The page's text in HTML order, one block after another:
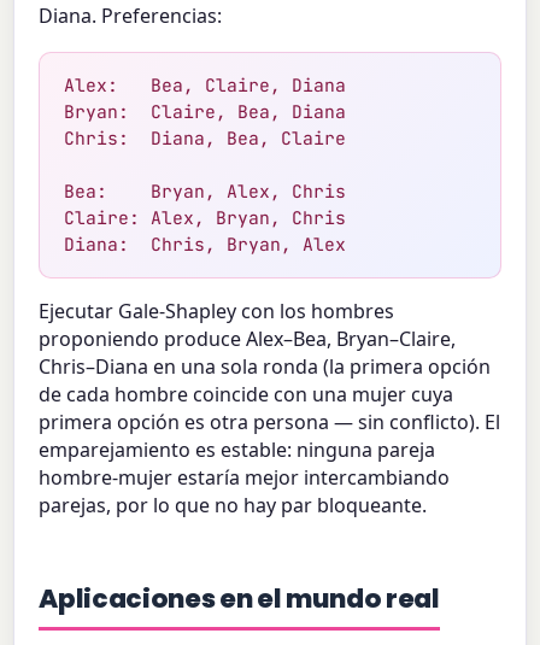
Diana. Preferencias:
Alex:   Bea, Claire, Diana
Bryan:  Claire, Bea, Diana
Chris:  Diana, Bea, Claire
Bea:    Bryan, Alex, Chris
Claire: Alex, Bryan, Chris
Diana:  Chris, Bryan, Alex
Ejecutar Gale-Shapley con los hombres
proponiendo produce Alex–Bea, Bryan–Claire,
Chris–Diana en una sola ronda (la primera opción
de cada hombre coincide con una mujer cuya
primera opción es otra persona — sin conflicto). El
emparejamiento es estable: ninguna pareja
hombre-mujer estaría mejor intercambiando
parejas, por lo que no hay par bloqueante.
Aplicaciones en el mundo real